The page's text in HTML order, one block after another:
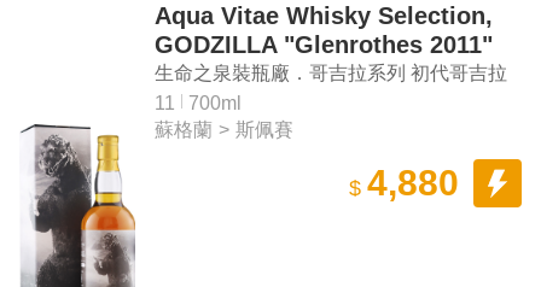
Aqua Vitae Whisky Selection,
GODZILLA "Glenrothes 2011"
11 Years Single Malt Scotch
Whisky
生命之泉裝瓶廠．哥吉拉系列 初代哥吉拉
「格蘭路思 2011」11年單一麥芽蘇格蘭威
士忌
11
700ml
蘇格蘭 > 斯佩賽
$ 4,880